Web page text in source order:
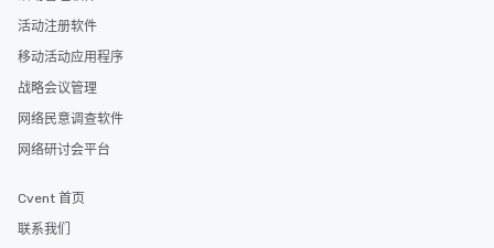
活动注册软件
移动活动应用程序
战略会议管理
网络民意调查软件
网络研讨会平台
Cvent 首页
联系我们